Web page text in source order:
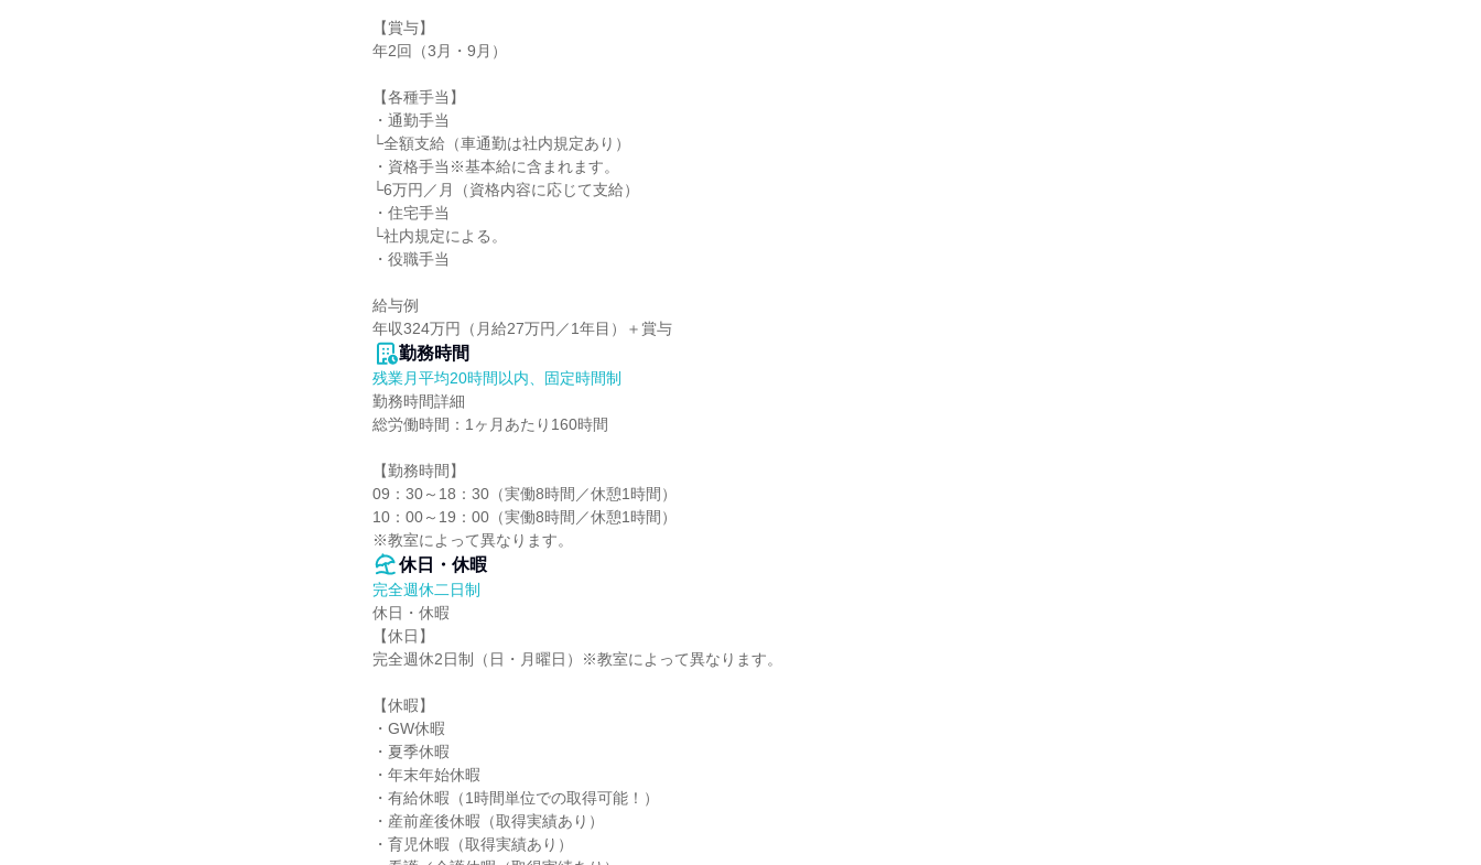
【賞与】
年2回（3月・9月）
【各種手当】
・通勤手当
└全額支給（車通勤は社内規定あり）
・資格手当※基本給に含まれます。
└6万円／月（資格内容に応じて支給）
・住宅手当
└社内規定による。
・役職手当
給与例
年収324万円（月給27万円／1年目）＋賞与
勤務時間
残業月平均20時間以内、固定時間制
勤務時間詳細
総労働時間：1ヶ月あたり160時間
【勤務時間】
09：30～18：30（実働8時間／休憩1時間）
10：00～19：00（実働8時間／休憩1時間）
※教室によって異なります。
休日・休暇
完全週休二日制
休日・休暇
【休日】
完全週休2日制（日・月曜日）※教室によって異なります。
【休暇】
・GW休暇
・夏季休暇
・年末年始休暇
・有給休暇（1時間単位での取得可能！）
・産前産後休暇（取得実績あり）
・育児休暇（取得実績あり）